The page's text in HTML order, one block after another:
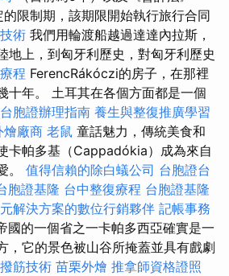
的限制期，該期限開始執行旅行合同
術 我們用輪渡船越過達達內拉斯，
地上，到匈牙利歷史，對匈牙利歷史
程 FerencRákóczi的房子，在那裡
十年。 土耳其在各個方面都是一個
胞證辦理指南 養生與整復推廣學習
燴廠商 老鼠 童話魅力，傳統美食和
卡帕多基（Cappadókia）成為來自
。 值得信賴的除白蟻公司 台胞證台
胞證基隆 台中整復療程 台胞證基隆
解決方案的數位行銷夥伴 記帳事務
國的一個省之一卡帕多西亞確實是一
，它的景色被山谷所掩蓋並具有戲劇
筋技術 苗栗外燴 推拿師資格證照